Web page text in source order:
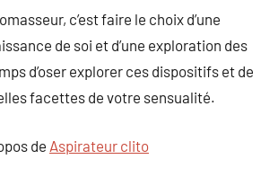
c’est faire le choix d’une
de soi et d’une exploration des
d’oser explorer ces dispositifs et de
facettes de votre sensualité.
de Aspirateur clito